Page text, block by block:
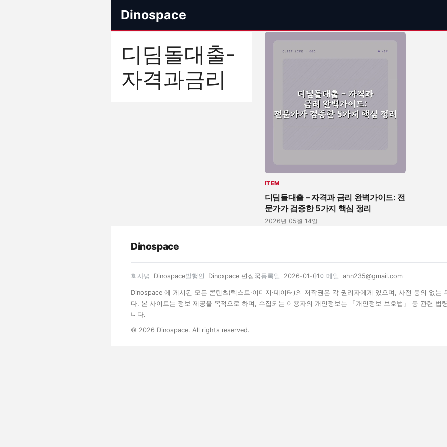
Dinospace
디딤돌대출-
자격과금리
ITEM
디딤돌대출 – 자격과 금리 완벽가이드: 전
문가가 검증한 5가지 핵심 정리
2026년 05월 14일
Dinospace
회사명 Dinospace발행인 Dinospace 편집국등록일 2026-01-01이메일 ahn235@gmail.com
Dinospace 에 게시된 모든 콘텐츠(텍스트·이미지·데이터)의 저작권은 각 권리자에게 있으며, 사전 동의 없는
다. 본 사이트는 정보 제공을 목적으로 하며, 수집되는 이용자의 개인정보는 「개인정보 보호법」 등 관련 법
니다.
© 2026 Dinospace. All rights reserved.